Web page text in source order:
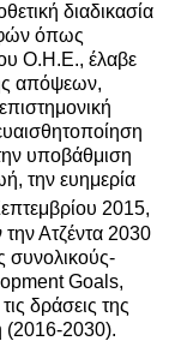
διαδικασία
όπως
Ο.Η.Ε., έλαβε
απόψεων,
υποβάθμιση
την ευημερία
2015,
Ατζέντα 2030
συνολικούς-
Goals,
δράσεις της
(2016-2030).